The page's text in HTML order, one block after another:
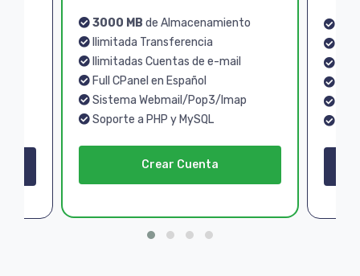
3000 MB de Almacenamiento
Ilimitada Transferencia
Ilimitadas Cuentas de e-mail
Full CPanel en Español
Sistema Webmail/Pop3/Imap
Soporte a PHP y MySQL
Crear Cuenta